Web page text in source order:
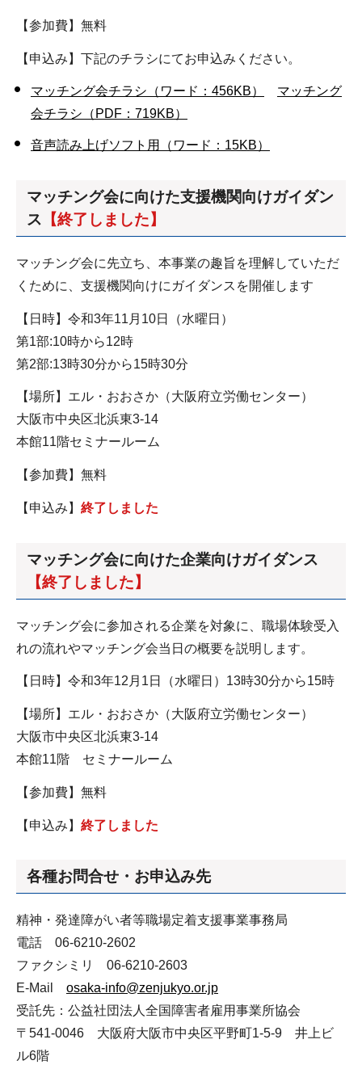
【参加費】無料
【申込み】下記のチラシにてお申込みください。
マッチング会チラシ（ワード：456KB）
マッチング
会チラシ（PDF：719KB）
音声読み上げソフト用（ワード：15KB）
マッチング会に向けた支援機関向けガイダン
ス 【終了しました】
マッチング会に先立ち、本事業の趣旨を理解していただ
くために、支援機関向けにガイダンスを開催します
【日時】令和3年11月10日（水曜日）
第1部:10時から12時
第2部:13時30分から15時30分
【場所】エル・おおさか（大阪府立労働センター）
大阪市中央区北浜東3-14
本館11階セミナールーム
【参加費】無料
【申込み】 終了しました
マッチング会に向けた企業向けガイダンス
【終了しました】
マッチング会に参加される企業を対象に、職場体験受入
れの流れやマッチング会当日の概要を説明します。
【日時】令和3年12月1日（水曜日）13時30分から15時
【場所】エル・おおさか（大阪府立労働センター）
大阪市中央区北浜東3-14
本館11階 セミナールーム
【参加費】無料
【申込み】 終了しました
各種お問合せ・お申込み先
精神・発達障がい者等職場定着支援事業事務局
電話 06-6210-2602
ファクシミリ 06-6210-2603
E-Mail osaka-info@zenjukyo.or.jp
受託先：公益社団法人全国障害者雇用事業所協会
〒541-0046 大阪府大阪市中央区平野町1-5-9 井上ビ
ル6階